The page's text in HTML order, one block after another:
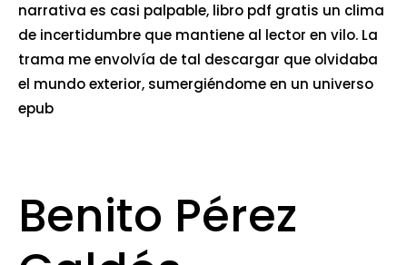
narrativa es casi palpable, libro pdf gratis un clima
de incertidumbre que mantiene al lector en vilo. La
trama me envolvía de tal descargar que olvidaba
el mundo exterior, sumergiéndome en un universo
epub
Benito Pérez